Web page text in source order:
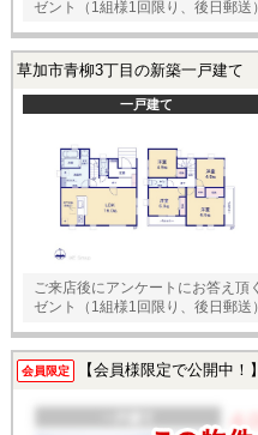
ゼント（1組様1回限り、後日郵送）
草加市青柳3丁目の新築一戸建て
一戸建て
ご来店後にアンケートにお答え頂
ゼント（1組様1回限り、後日郵送）
会員限定 【会員様限定で公開中！】